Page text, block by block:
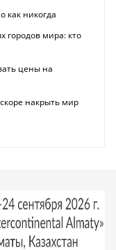
как никогда
городов мира: кто
цены на
накрыть мир